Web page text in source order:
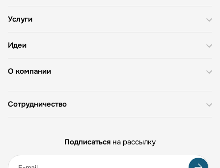
О компании
Услуги
Идеи
Сотрудничество
Подписаться на рассылку